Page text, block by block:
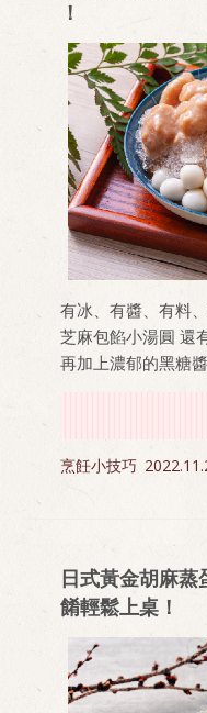
！
有冰、有醬、有料
芝麻包餡小湯圓 還
再加上濃郁的黑糖
重口感一次滿足！
合媽媽帶著小朋友
好吃，讓媽媽煮得
烹飪小技巧
日式黃金胡麻
餚輕鬆上桌！